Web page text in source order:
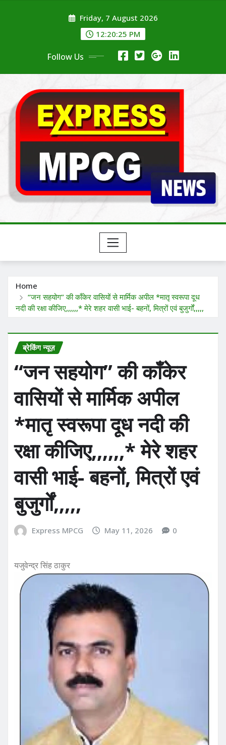
Friday, 7 August 2026
12:20:26 PM
Follow Us
Home
“जन सहयोग” की काँकेर वासियों से मार्मिक अपील *मातृ स्वरूपा दूध
नदी की रक्षा कीजिए,,,,,,* मेरे शहर वासी भाई- बहनों, मित्रों एवं बुजुर्गों,,,,,
ब्रेकिंग न्यूज़
“जन सहयोग” की काँकेर
वासियों से मार्मिक अपील
*मातृ स्वरूपा दूध नदी की
रक्षा कीजिए,,,,,,* मेरे शहर
वासी भाई- बहनों, मित्रों एवं
बुजुर्गों,,,,,
Express MPCG May 11, 2026 0
यजुवेन्द्र सिंह ठाकुर